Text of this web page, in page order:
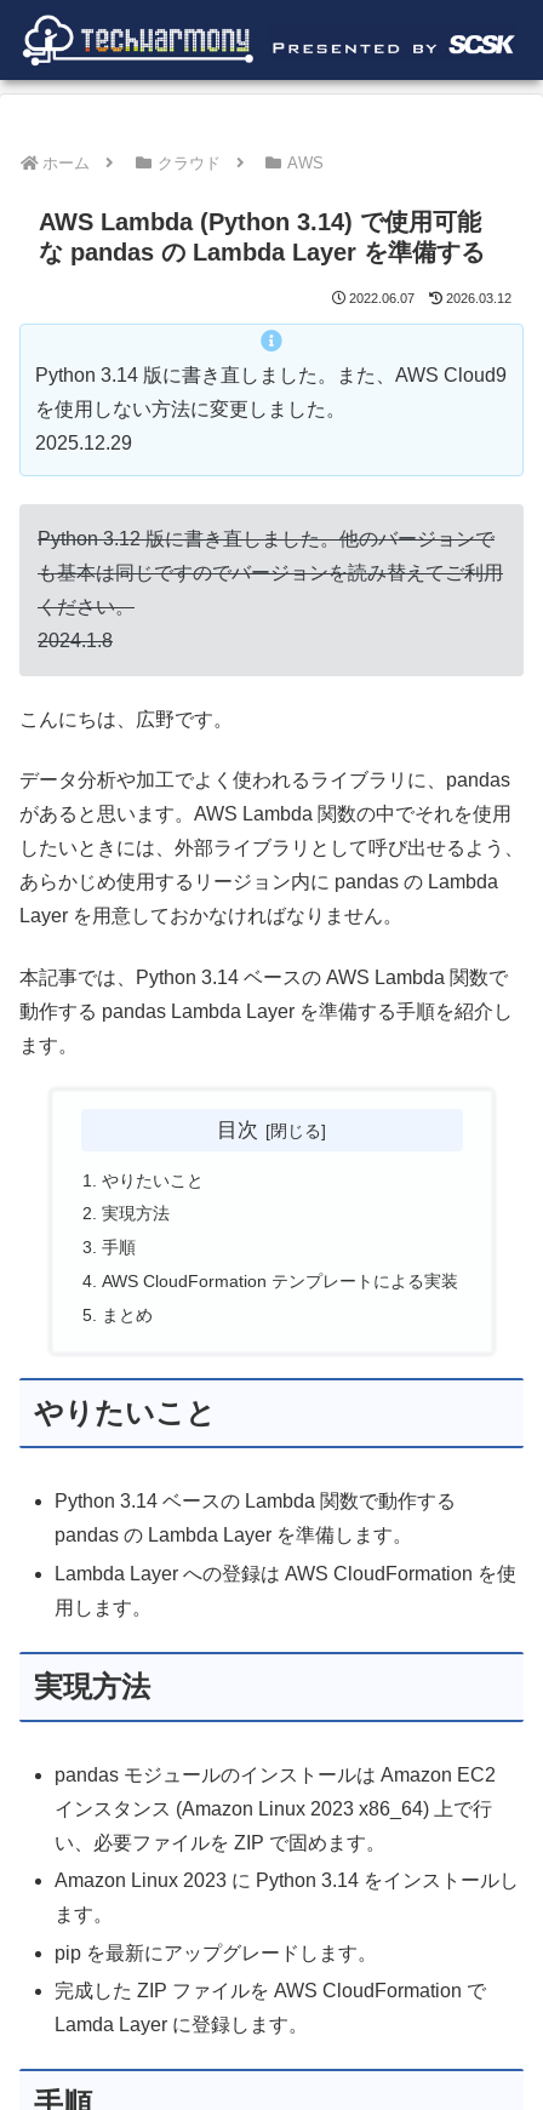
ホーム クラウド AWS
AWS Lambda (Python 3.14) で使用可能
な pandas の Lambda Layer を準備する
2022.06.07 2026.03.12
Python 3.14 版に書き直しました。また、AWS Cloud9
を使用しない方法に変更しました。
2025.12.29
Python 3.12 版に書き直しました。他のバージョンで
も基本は同じですのでバージョンを読み替えてご利用
ください。
2024.1.8
こんにちは、広野です。
データ分析や加工でよく使われるライブラリに、pandas
があると思います。AWS Lambda 関数の中でそれを使用
したいときには、外部ライブラリとして呼び出せるよう、
あらかじめ使用するリージョン内に pandas の Lambda
Layer を用意しておかなければなりません。
本記事では、Python 3.14 ベースの AWS Lambda 関数で
動作する pandas Lambda Layer を準備する手順を紹介し
ます。
目次
やりたいこと
実現方法
手順
AWS CloudFormation テンプレートによる実装
まとめ
やりたいこと
Python 3.14 ベースの Lambda 関数で動作する
pandas の Lambda Layer を準備します。
Lambda Layer への登録は AWS CloudFormation を使
用します。
実現方法
pandas モジュールのインストールは Amazon EC2
インスタンス (Amazon Linux 2023 x86_64) 上で行
い、必要ファイルを ZIP で固めます。
Amazon Linux 2023 に Python 3.14 をインストールし
ます。
pip を最新にアップグレードします。
完成した ZIP ファイルを AWS CloudFormation で
Lamda Layer に登録します。